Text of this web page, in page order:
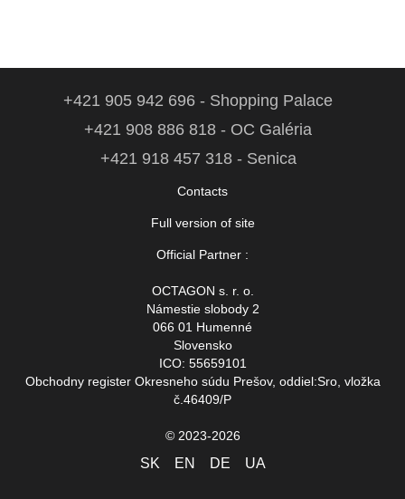
+421 905 942 696 - Shopping Palace
+421 908 886 818 - OC Galéria
+421 918 457 318 - Senica
Contacts
Full version of site
Official Partner :
OCTAGON s. r. o.
Námestie slobody 2
066 01 Humenné
Slovensko
ICO: 55659101
Obchodny register Okresneho súdu Prešov, oddiel:Sro, vložka
č.46409/P
© 2023-2026
SK EN DE UA